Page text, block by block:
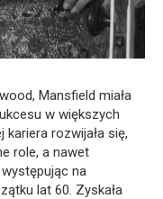
Mansfield miała
w większych
rozwijała się,
role, a nawet
na
lat 60. Zyskała